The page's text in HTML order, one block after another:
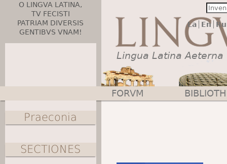
O LINGVA LATINA,
TV FECISTI
PATRIAM DIVERSIS
GENTIBVS VNAM!
La En Ru
Lingua Latina Aeterna
Main menu
FORVM
Praeconia
SECTIONES